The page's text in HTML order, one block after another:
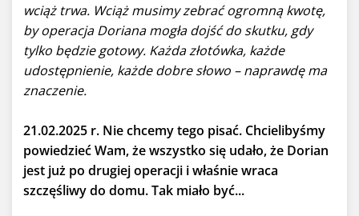
wciąż trwa. Wciąż musimy zebrać ogromną kwotę,
by operacja Doriana mogła dojść do skutku, gdy
tylko będzie gotowy. Każda złotówka, każde
udostępnienie, każde dobre słowo – naprawdę ma
znaczenie.
21.02.2025 r. Nie chcemy tego pisać. Chcielibyśmy
powiedzieć Wam, że wszystko się udało, że Dorian
jest już po drugiej operacji i właśnie wraca
szczęśliwy do domu. Tak miało być...